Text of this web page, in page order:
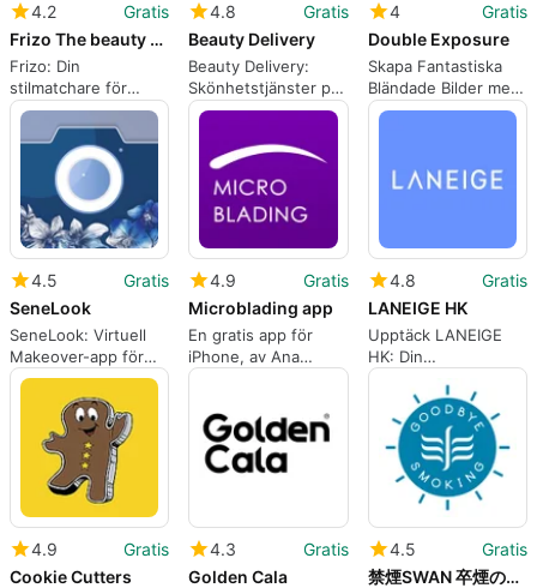
4.2
Gratis
Frizo The beauty matchers
Frizo: Din
stilmatchare för
skönhet
4.8
Gratis
Beauty Delivery
Beauty Delivery:
Skönhetstjänster på
begäran
4
Gratis
Double Exposure
Skapa Fantastiska
Bländade Bilder med
Double Exposure
4.5
Gratis
SeneLook
SeneLook: Virtuell
Makeover-app för
iPhone
4.9
Gratis
Microblading app
En gratis app för
iPhone, av Ana
Perrone.
4.8
Gratis
LANEIGE HK
Upptäck LANEIGE
HK: Din
shoppingpartner
4.9
Gratis
Cookie Cutters
4.3
Gratis
Golden Cala
4.5
Gratis
禁煙SWAN 卒煙の正しい知識を